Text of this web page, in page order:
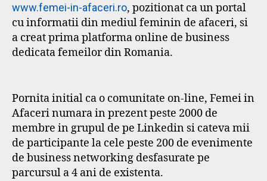
www.femei-in-afaceri.ro, pozitionat ca un portal
cu informatii din mediul feminin de afaceri, si
a creat prima platforma online de business
dedicata femeilor din Romania.
Pornita initial ca o comunitate on-line, Femei in
Afaceri numara in prezent peste 2000 de
membre in grupul de pe Linkedin si cateva mii
de participante la cele peste 200 de evenimente
de business networking desfasurate pe
parcursul a 4 ani de existenta.